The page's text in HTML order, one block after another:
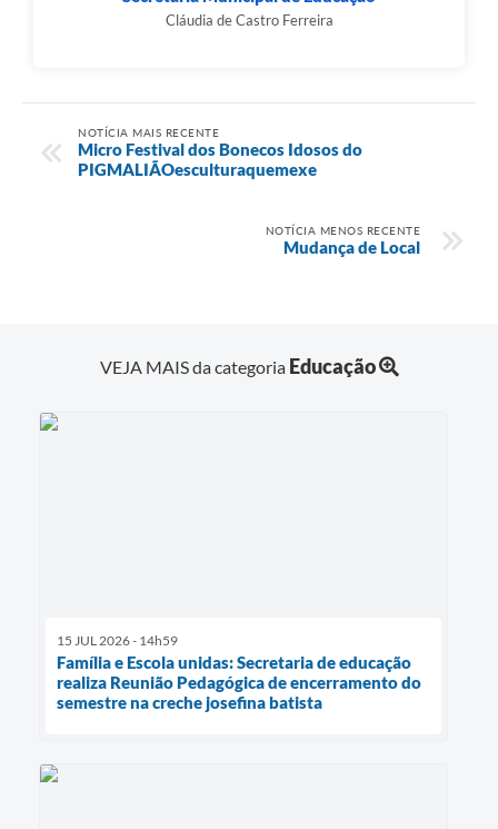
Cláudia de Castro Ferreira
NOTÍCIA MAIS RECENTE
Micro Festival dos Bonecos Idosos do
PIGMALIÃOesculturaquemexe
NOTÍCIA MENOS RECENTE
Mudança de Local
VEJA MAIS da categoria Educação
15 JUL 2026 - 14h59
Família e Escola unidas: Secretaria de educação
realiza Reunião Pedagógica de encerramento do
semestre na creche josefina batista